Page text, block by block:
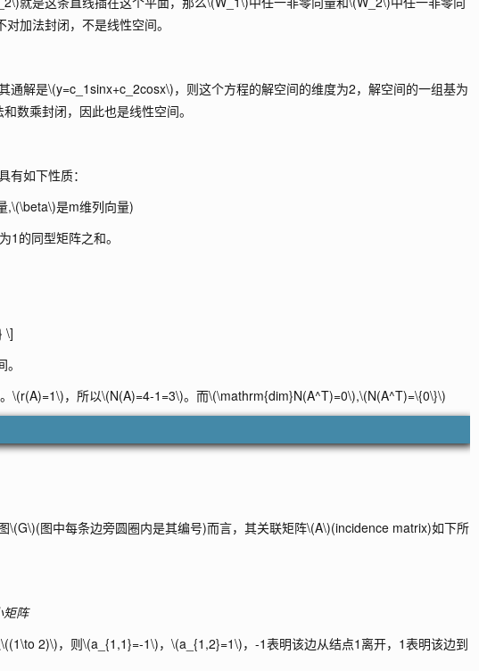
对加法封闭，不是线性空间。
通解是\(y=c_1sinx+c_2cosx\)，则这个方程的解空间的维度为2，解空间的一组基为
数乘封闭，因此也是线性空间。
有如下性质：
,\(\beta\)是m维列向量)
1的同型矩阵之和。
\]
\(r(A)=1\)，所以\(N(A)=4-1=3\)。而\(\mathrm{dim}N(A^T)=0\),\(N(A^T)=\{0\}\)
\(G\)(图中每条边旁圆圈内是其编号)而言，其关联矩阵\(A\)(incidence matrix)如下所
矩阵
\((1\to 2)\)，则\(a_{1,1}=-1\)，\(a_{1,2}=1\)，-1表明该边从结点1离开，1表明该边到